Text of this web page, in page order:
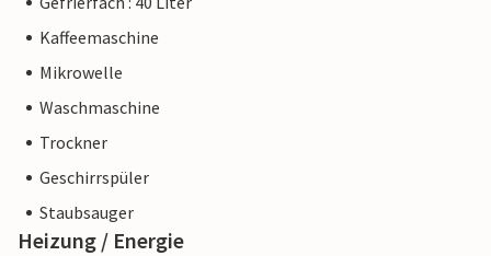
Kaffeemaschine
Mikrowelle
Waschmaschine
Trockner
Geschirrspüler
Staubsauger
Heizung / Energie